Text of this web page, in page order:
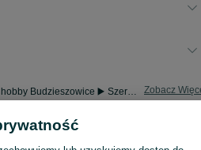
Sprzedaż sprzętu sportowego i hobby Budzieszowice ▶️ Szeroki wybór produktów ✅ Nowe i używane w atrakcyjnych cenach ✌ Sprawdź ogłoszenia na OLX.pl! Zobacz